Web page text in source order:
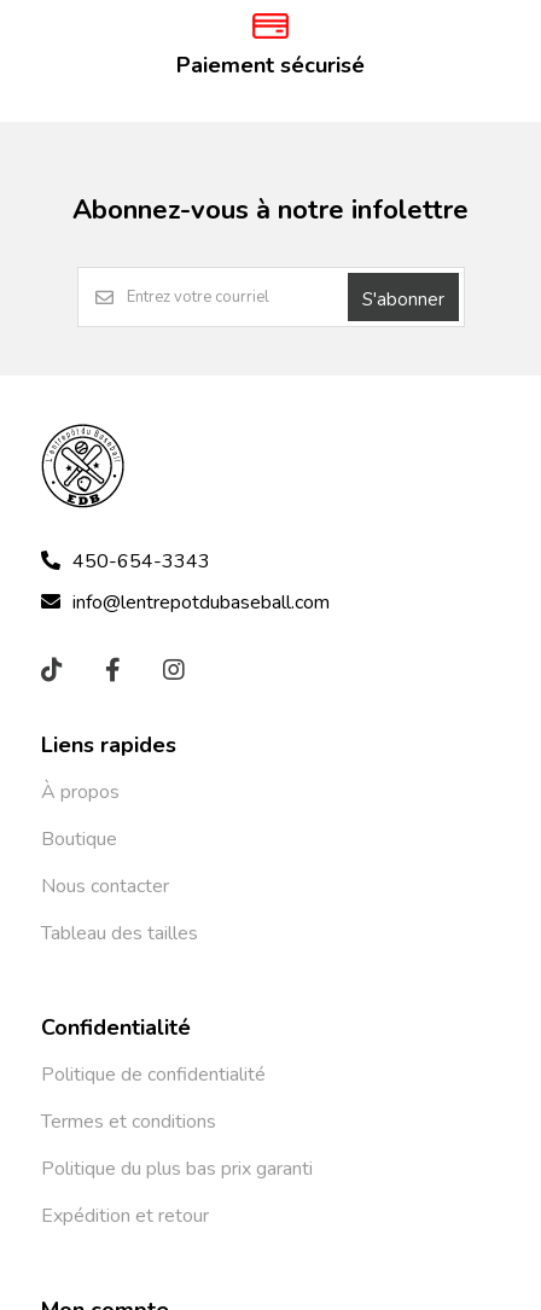
Paiement sécurisé
Abonnez-vous à notre infolettre
S'abonner
450-654-3343
info@lentrepotdubaseball.com
Liens rapides
À propos
Boutique
Nous contacter
Tableau des tailles
Confidentialité
Politique de confidentialité
Termes et conditions
Politique du plus bas prix garanti
Expédition et retour